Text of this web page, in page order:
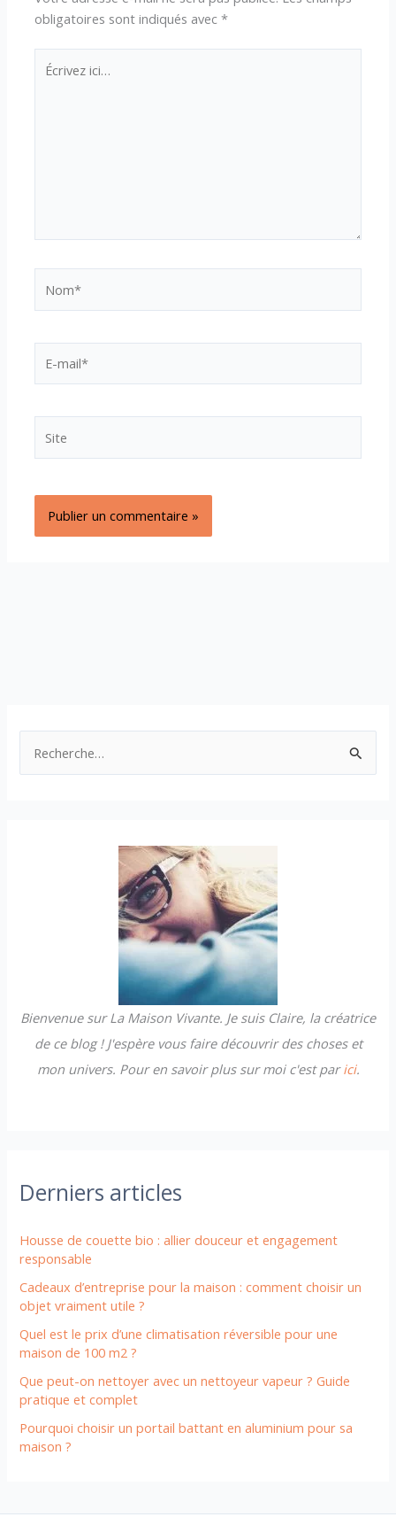
obligatoires sont indiqués avec*
Écrivez
ici…
mail*
:Bienvenue sur La Maison Vivante. Je suis Claire, la créatrice
de ce blog ! J'espère vous faire découvrir des choses et
mon univers. Pour en savoir plus sur moi c'est parici.
Derniers articles
Housse de couette bio : allier douceur et engagement
responsable
Cadeaux d’entreprise pour la maison : comment choisir un
objet vraiment utile ?
Quel est le prix d’une climatisation réversible pour une
maison de 100 m2 ?
Que peut-on nettoyer avec un nettoyeur vapeur ? Guide
pratique et complet
Pourquoi choisir un portail battant en aluminium pour sa
maison ?